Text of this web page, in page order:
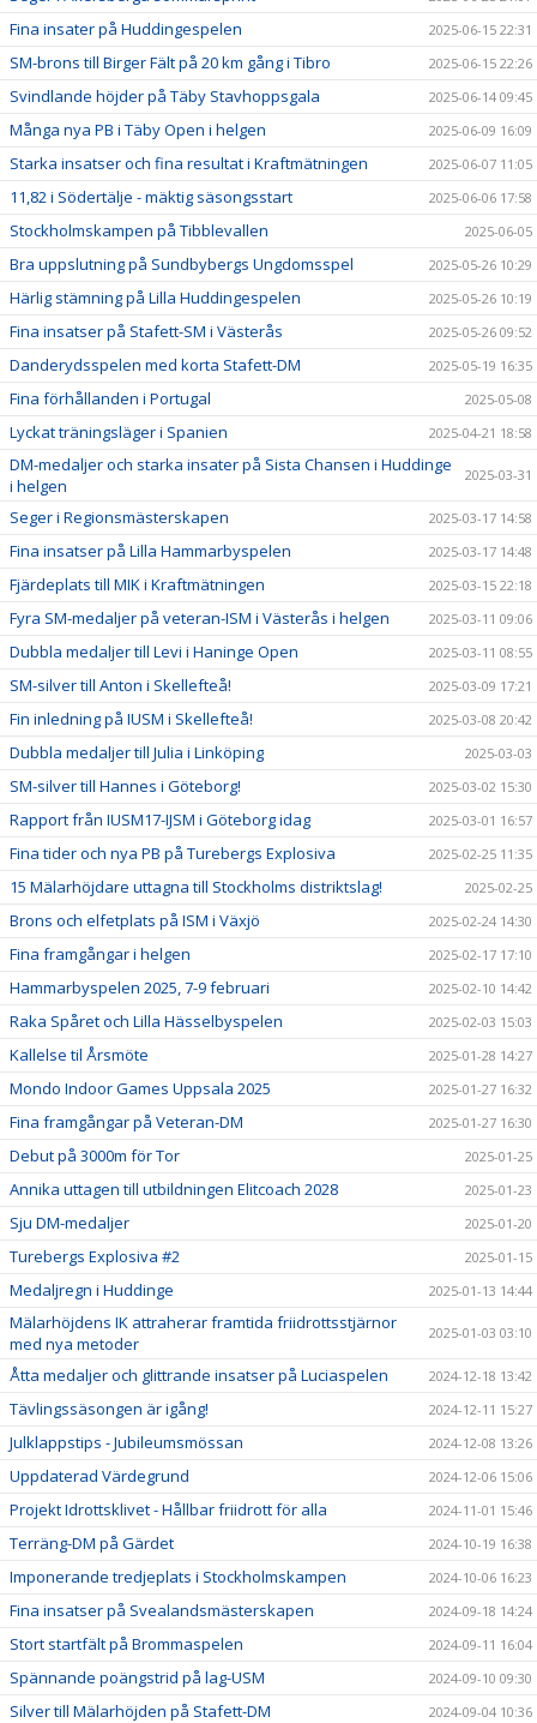
Fina insater på Huddingespelen 2025-06-15 22:31
SM-brons till Birger Fält på 20 km gång i Tibro 2025-06-15 22:26
Svindlande höjder på Täby Stavhoppsgala 2025-06-14 09:45
Många nya PB i Täby Open i helgen 2025-06-09 16:09
Starka insatser och fina resultat i Kraftmätningen 2025-06-07 11:05
11,82 i Södertälje - mäktig säsongsstart 2025-06-06 17:58
Stockholmskampen på Tibblevallen 2025-06-05
Bra uppslutning på Sundbybergs Ungdomsspel 2025-05-26 10:29
Härlig stämning på Lilla Huddingespelen 2025-05-26 10:19
Fina insatser på Stafett-SM i Västerås 2025-05-26 09:52
Danderydsspelen med korta Stafett-DM 2025-05-19 16:35
Fina förhållanden i Portugal 2025-05-08
Lyckat träningsläger i Spanien 2025-04-21 18:58
DM-medaljer och starka insater på Sista Chansen i Huddinge
i helgen
2025-03-31
Seger i Regionsmästerskapen 2025-03-17 14:58
Fina insatser på Lilla Hammarbyspelen 2025-03-17 14:48
Fjärdeplats till MIK i Kraftmätningen 2025-03-15 22:18
Fyra SM-medaljer på veteran-ISM i Västerås i helgen 2025-03-11 09:06
Dubbla medaljer till Levi i Haninge Open 2025-03-11 08:55
SM-silver till Anton i Skellefteå! 2025-03-09 17:21
Fin inledning på IUSM i Skellefteå! 2025-03-08 20:42
Dubbla medaljer till Julia i Linköping 2025-03-03
SM-silver till Hannes i Göteborg! 2025-03-02 15:30
Rapport från IUSM17-IJSM i Göteborg idag 2025-03-01 16:57
Fina tider och nya PB på Turebergs Explosiva 2025-02-25 11:35
15 Mälarhöjdare uttagna till Stockholms distriktslag! 2025-02-25
Brons och elfetplats på ISM i Växjö 2025-02-24 14:30
Fina framgångar i helgen 2025-02-17 17:10
Hammarbyspelen 2025, 7-9 februari 2025-02-10 14:42
Raka Spåret och Lilla Hässelbyspelen 2025-02-03 15:03
Kallelse til Årsmöte 2025-01-28 14:27
Mondo Indoor Games Uppsala 2025 2025-01-27 16:32
Fina framgångar på Veteran-DM 2025-01-27 16:30
Debut på 3000m för Tor 2025-01-25
Annika uttagen till utbildningen Elitcoach 2028 2025-01-23
Sju DM-medaljer 2025-01-20
Turebergs Explosiva #2 2025-01-15
Medaljregn i Huddinge 2025-01-13 14:44
Mälarhöjdens IK attraherar framtida friidrottsstjärnor
med nya metoder
2025-01-03 03:10
Åtta medaljer och glittrande insatser på Luciaspelen 2024-12-18 13:42
Tävlingssäsongen är igång! 2024-12-11 15:27
Julklappstips - Jubileumsmössan 2024-12-08 13:26
Uppdaterad Värdegrund 2024-12-06 15:06
Projekt Idrottsklivet - Hållbar friidrott för alla 2024-11-01 15:46
Terräng-DM på Gärdet 2024-10-19 16:38
Imponerande tredjeplats i Stockholmskampen 2024-10-06 16:23
Fina insatser på Svealandsmästerskapen 2024-09-18 14:24
Stort startfält på Brommaspelen 2024-09-11 16:04
Spännande poängstrid på lag-USM 2024-09-10 09:30
Silver till Mälarhöjden på Stafett-DM 2024-09-04 10:36